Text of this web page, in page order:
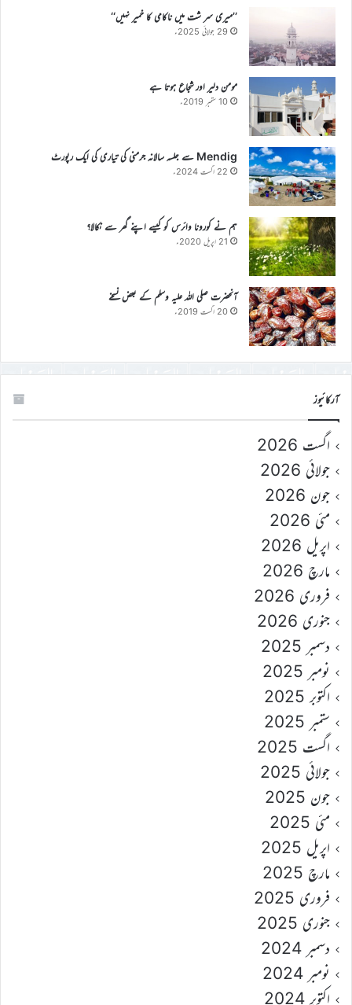
’’میری سر شت میں ناکامی کا خمیر نہیں‘‘
29 جولائی 2025ء
مومن دلیر اور شجاع ہوتا ہے
10 ستمبر 2019ء
Mendig سے جلسہ سالانہ جرمنی کی تیاری کی ایک رپورٹ
22 اگست 2024ء
ہم نے کورونا وائرس کو کیسے اپنے گھر سے نکالا؟
21 اپریل 2020ء
آنحضرت صلی اللہ علیہ وسلم کے بعض نسخے
20 اگست 2019ء
آرکائیوز
اگست 2026
جولائی 2026
جون 2026
مئی 2026
اپریل 2026
مارچ 2026
فروری 2026
جنوری 2026
دسمبر 2025
نومبر 2025
اکتوبر 2025
ستمبر 2025
اگست 2025
جولائی 2025
جون 2025
مئی 2025
اپریل 2025
مارچ 2025
فروری 2025
جنوری 2025
دسمبر 2024
نومبر 2024
اکتوبر 2024